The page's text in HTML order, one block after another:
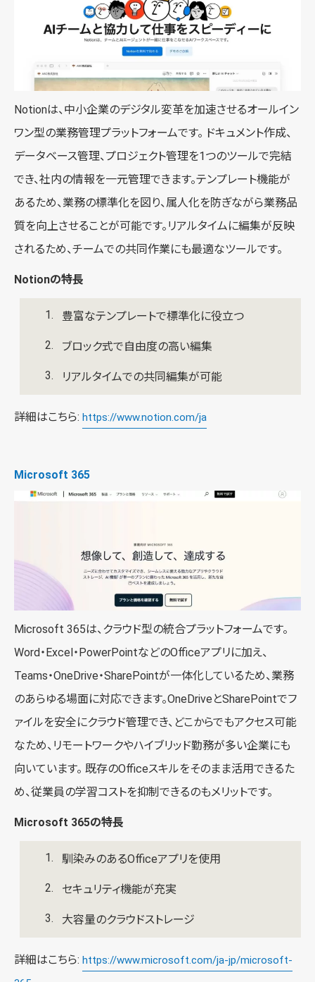
Notionは、中小企業のデジタル変革を加速させるオールイン
ワン型の業務管理プラットフォームです。 ドキュメント作成、
データベース管理、プロジェクト管理を1つのツールで完結
でき、社内の情報を一元管理できます。テンプレート機能が
あるため、業務の標準化を図り、属人化を防ぎながら業務品
質を向上させることが可能です。リアルタイムに編集が反映
されるため、チームでの共同作業にも最適なツールです。
Notionの特長
豊富なテンプレートで標準化に役立つ
ブロック式で自由度の高い編集
リアルタイムでの共同編集が可能
詳細はこちら: https://www.notion.com/ja
Microsoft 365
Microsoft 365は、クラウド型の統合プラットフォームです。
Word・Excel・PowerPointなどのOfficeアプリに加え、
Teams・OneDrive・SharePointが一体化しているため、業務
のあらゆる場面に対応できます。OneDriveとSharePointでフ
ァイルを安全にクラウド管理でき、どこからでもアクセス可能
なため、リモートワークやハイブリッド勤務が多い企業にも
向いています。 既存のOfficeスキルをそのまま活用できるた
め、従業員の学習コストを抑制できるのもメリットです。
Microsoft 365の特長
馴染みのあるOfficeアプリを使用
セキュリティ機能が充実
大容量のクラウドストレージ
詳細はこちら: https://www.microsoft.com/ja-jp/microsoft-